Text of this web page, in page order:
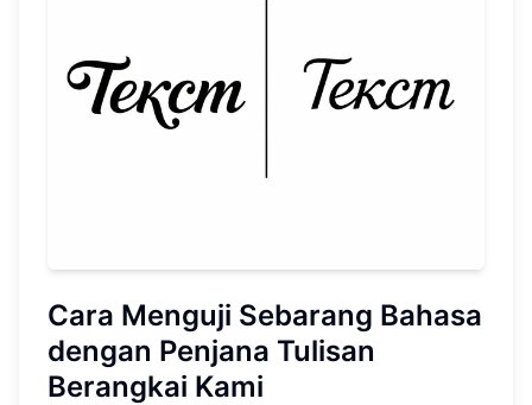
Cara Menguji Sebarang Bahasa
dengan Penjana Tulisan
Berangkai Kami